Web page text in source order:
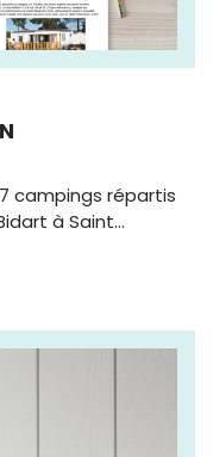
campings répartis
à Saint…